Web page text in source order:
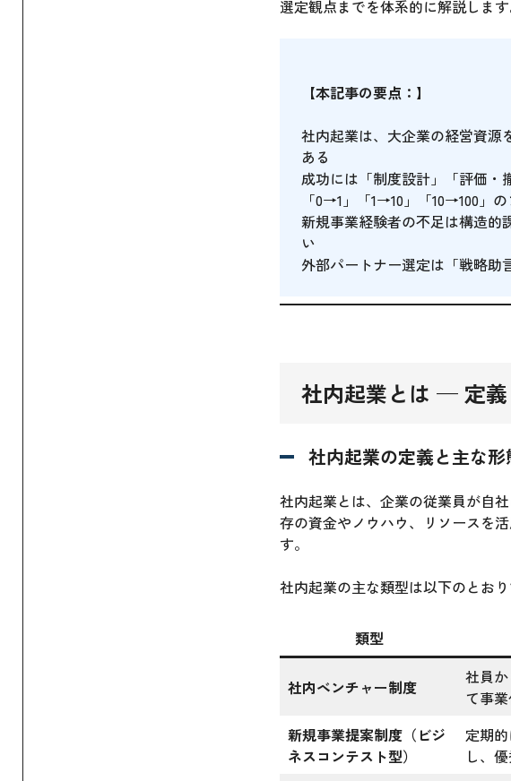
選定観点までを体系的に解説します
【本記事の要点：】
社内起業は、大企業の経営資源
ある
成功には「制度設計」「評価・
「0→1」「1→10」「10→100」
新規事業経験者の不足は構造的
い
外部パートナー選定は「戦略助
社内起業とは — 定
社内起業の定義と主な形
社内起業とは、企業の従業員が自
存の資金やノウハウ、リソースを
す。
社内起業の主な類型は以下のとおり
類型
社内ベンチャー制度
社員
て事
新規事業提案制度（ビジ
ネスコンテスト型）
定期
し、